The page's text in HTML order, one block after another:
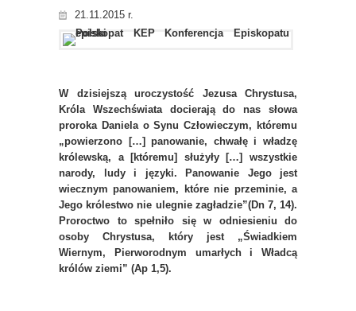
21.11.2015 r.
W dzisiejszą uroczystość Jezusa Chrystusa,
Króla Wszechświata docierają do nas słowa
proroka Daniela o Synu Człowieczym, któremu
„powierzono […] panowanie, chwałę i władzę
królewską, a [któremu] służyły […] wszystkie
narody, ludy i języki. Panowanie Jego jest
wiecznym panowaniem, które nie przeminie, a
Jego królestwo nie ulegnie zagładzie”(Dn 7, 14).
Proroctwo to spełniło się w odniesieniu do
osoby Chrystusa, który jest „Świadkiem
Wiernym, Pierworodnym umarłych i Władcą
królów ziemi” (Ap 1,5).